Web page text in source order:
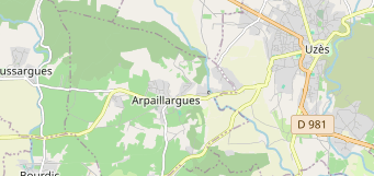
privée !
votre expérience de